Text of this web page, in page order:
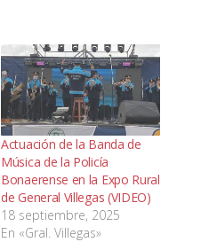
Actuación de la Banda de
Música de la Policía
Bonaerense en la Expo Rural
de General Villegas (VIDEO)
18 septiembre, 2025
En «Gral. Villegas»